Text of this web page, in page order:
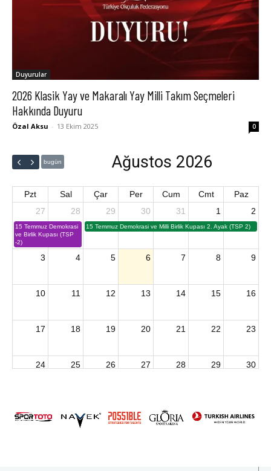
Duyurular
2026 Klasik Yay ve Makaralı Yay Milli Takım Seçmeleri
Hakkında Duyuru
Özal Aksu - 13 Ekim 2025 0
bugün Ağustos 2026
Pzt Sal Çar Per Cum Cmt
Paz
27
15 Temmuz Demokrasi
ve Birlik Kupası (TSP
-2)
28 29
15 Temmuz Demokrasi ve Milli Birlik Kupası 2. Ayak (TSP 2)
30 31 1 2
3 4 5 6 7 8 9
10 11 12 13 14 15 16
17 18 19 20 21 22 23
24 25 26 27 28 29 30